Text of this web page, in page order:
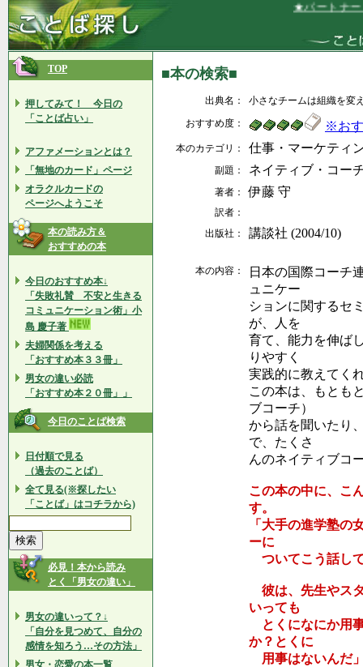
★パートナー（
TOP
押してみて！ 今日の
「ことば占い」
アファメーションとは？
「無地のカード」ページ
オラクルカードの
ページへようこそ
本の読み方＆
おすすめの本
今日のおすすめ本↓
「失敗礼賛 不安と生きる
コミュニケーション術」小
島 慶子著
夫婦関係を考える
「おすすめ本３３冊」
男女の違い必読
「おすすめ本２０冊」」
今日のことば検索
日付順で見る
（過去のことば）
全て見る(※探したい
「ことば」はコチラから)
必見！本から読み
とく「男女の違い」
男女の違いって？↓
「自分を見つめて、自分の
感情を知ろう…その方法」
男女・恋愛の本一覧
■本の検索■
出典名：
小さなチームは組織を変
おすすめ度：
※お
本のカテゴリ： 仕事・マーケティ
副題： ネイティブ・コー
著者： 伊藤 守
訳者：
出版社：
講談社 (2004/10)
本の内容：
日本の国際コーチ
ュニケー
ションに関するセ
が、人を
育て、能力を伸ば
りやすく
実践的に教えてく
この本は、もとも
ブコーチ）
から話を聞いたり
で、たくさ
んのネイティブコ
この本の中に、こ
す。
「大手の進学塾の
ーに
ついてこう話し
彼は、先生やス
いっても
とくになにか用
か？とくに
用事はないんだ